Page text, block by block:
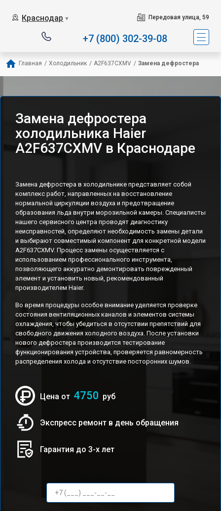
Краснодар ▼ Передовая улица, 59
+7 (800) 302-39-08
Главная / Холодильник / A2F637CXMV / Замена дефростера
Замена дефростера
холодильника Haier
A2F637CXMV в Краснодаре
Замена дефростера в холодильнике представляет собой
комплекс работ, направленных на восстановление
нормальной циркуляции воздуха и предотвращение
образования льда внутри морозильной камеры. Специалисты
нашего сервисного центра проводят диагностику
неисправностей, определяют необходимость замены детали
и выбирают совместимый компонент для конкретной модели
A2F637CXMV. Процесс замены осуществляется с
использованием профессионального инструмента,
позволяющего аккуратно демонтировать поврежденный
элемент и установить новый, рекомендованный
производителем Haier.
Во время процедуры особое внимание уделяется проверке
состояния вентиляционных каналов и элементов системы
охлаждения, чтобы убедиться в отсутствии препятствий для
свободного движения холодного воздуха. После установки
нового дефростера производится тестирование
функционирования устройства, проверяется равномерность
распределения холода и отсутствие посторонних шумов.
Цена от 4750 руб
Экспресс ремонт в день обращения
Гарантия до 3-х лет